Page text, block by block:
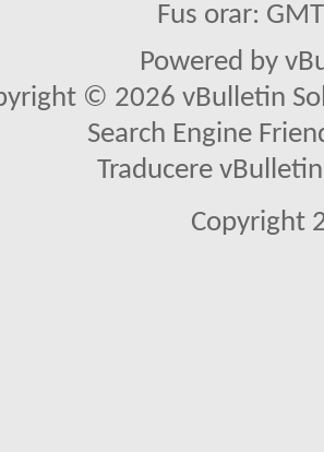
Fus orar:
Powered by
© 2026 vBulletin
Search Engine
Traducere
Copyright